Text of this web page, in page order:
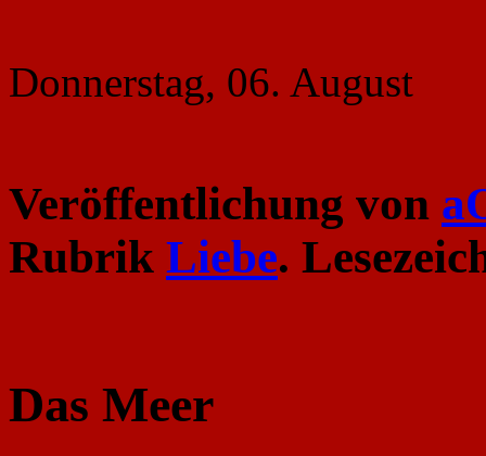
Donnerstag, 06. August
Veröffentlichung von
Rubrik Liebe.
Das Meer